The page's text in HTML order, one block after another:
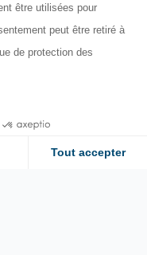
être utilisées pour
peut être retiré à
de protection des
Tout accepter